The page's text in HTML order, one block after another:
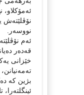
ئەمۆکلاو،
نۆڤلێتەش
نووسەر.
ئەم
قەدەر
خێزانی
بژین کە